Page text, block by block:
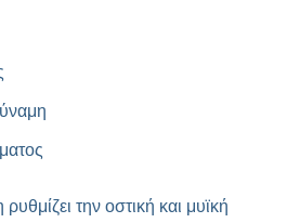
την οστική και μυϊκή